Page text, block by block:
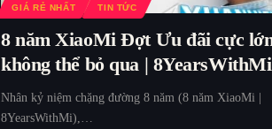
GIÁ RẺ NHẤT TIN TỨC
8 năm XiaoMi Đợt Ưu đãi cực
không thể bỏ qua | 8YearsWithMi
Nhân kỷ niệm chặng đường 8 năm (8 năm XiaoMi |
8YearsWithMi),…